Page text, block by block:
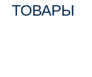
ТОВАРЫ